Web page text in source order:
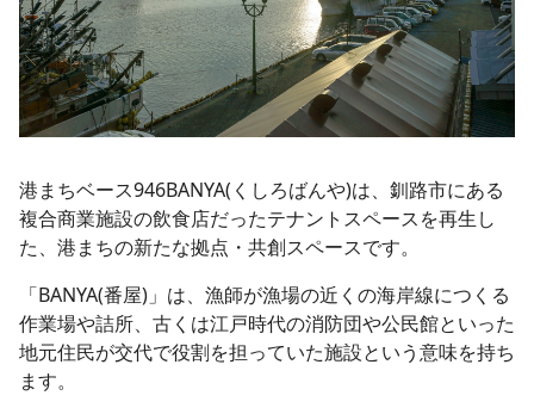
港まちベース946BANYA(くしろばんや)は、釧路市にある
複合商業施設の飲食店だったテナントスペースを再生し
た、港まちの新たな拠点・共創スペースです。
「BANYA(番屋)」は、漁師が漁場の近くの海岸線につくる
作業場や詰所、古くは江戸時代の消防団や公民館といった
地元住民が交代で役割を担っていた施設という意味を持ち
ます。